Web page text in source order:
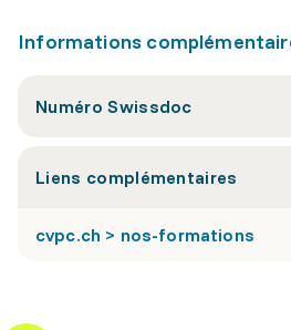
Informations
Numéro Swissdoc
Liens complémentaires
cvpc.ch > nos-formations